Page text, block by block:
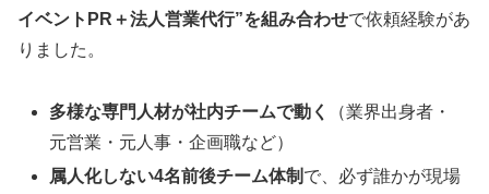
イベントPR＋法人営業代行”を組み合わせで依頼経験があ
りました。
多様な専門人材が社内チームで動く
（業界出身者・
元営業・元人事・企画職など）
属人化しない4名前後チーム体制 で、必ず誰かが現場